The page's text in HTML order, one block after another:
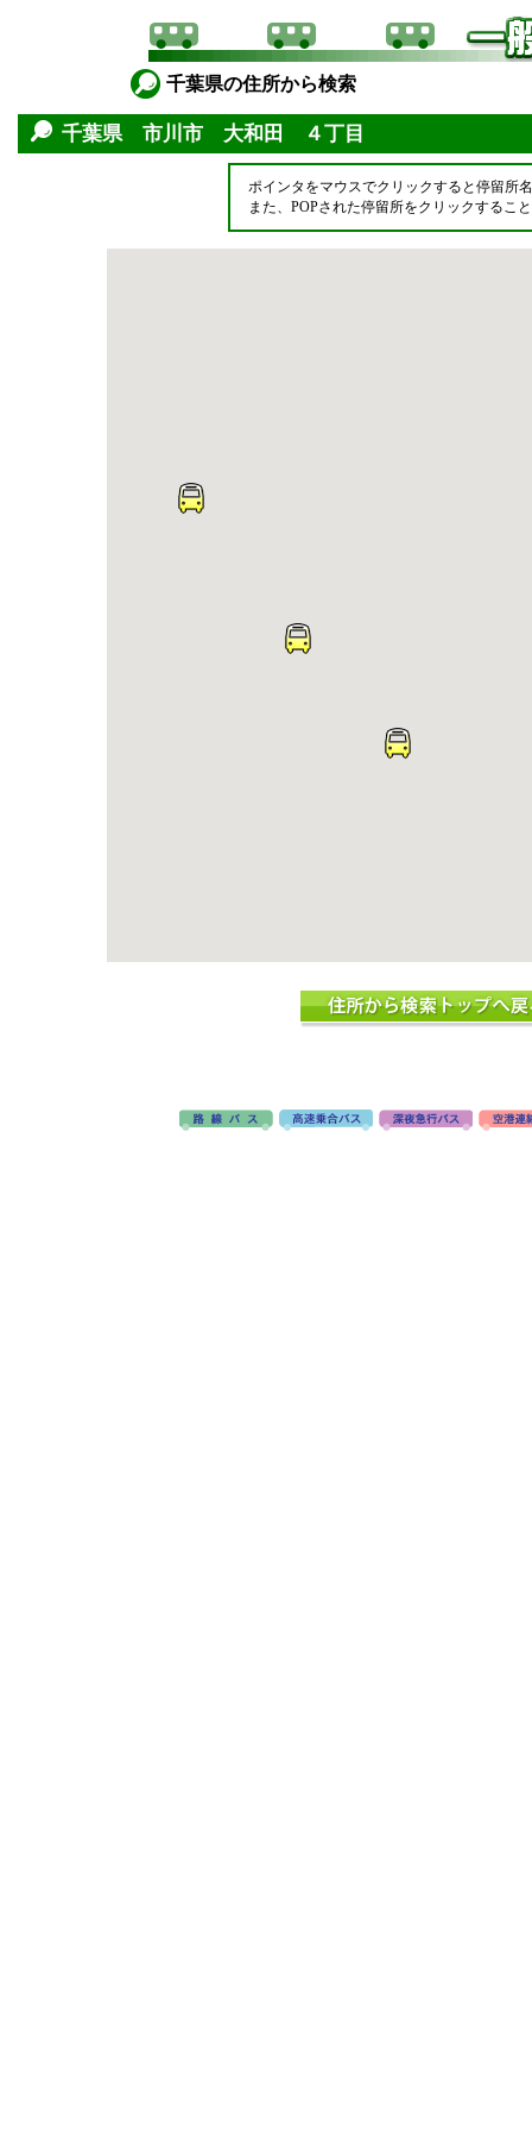
千葉県の住所から検索
千葉県 市川市 大和田 ４丁目
ポインタをマウスでクリックすると停留所
また、POPされた停留所をクリックするこ